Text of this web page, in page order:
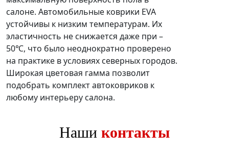
салоне. Автомобильные коврики EVA
устойчивы к низким температурам. Их
эластичность не снижается даже при –
50℃, что было неоднократно проверено
на практике в условиях северных городов.
Широкая цветовая гамма позволит
подобрать комплект автоковриков к
любому интерьеру салона.
Наши контакты